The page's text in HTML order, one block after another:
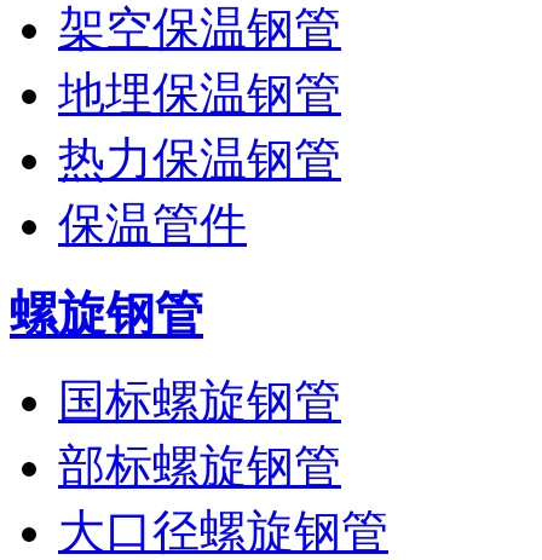
架空保温钢管
地埋保温钢管
热力保温钢管
保温管件
螺旋钢管
国标螺旋钢管
部标螺旋钢管
大口径螺旋钢管